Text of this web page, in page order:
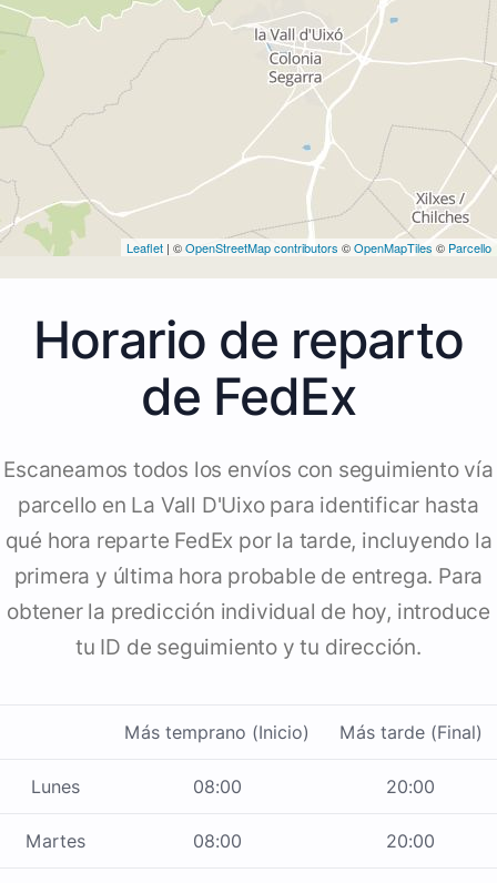
Leaflet | ©OpenStreetMap contributors ©OpenMapTiles © Parcello
Horario de reparto
de FedEx
Escaneamos todos los envíos con seguimiento vía
parcello en La Vall D'Uixo para identificar hasta
qué hora reparte FedEx por la tarde, incluyendo la
primera y última hora probable de entrega. Para
obtener la predicción individual de hoy, introduce
tu ID de seguimiento y tu dirección.
Más temprano (Inicio) Más tarde (Final)
Lunes 08:00 20:00
Martes 08:00 20:00